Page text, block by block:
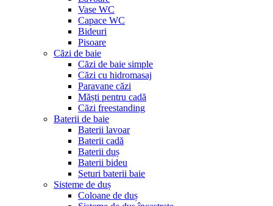
Vase WC
Capace WC
Bideuri
Pisoare
Căzi de baie
Căzi de baie simple
Căzi cu hidromasaj
Paravane căzi
Măști pentru cadă
Căzi freestanding
Baterii de baie
Baterii lavoar
Baterii cadă
Baterii duș
Baterii bideu
Seturi baterii baie
Sisteme de duș
Coloane de duș